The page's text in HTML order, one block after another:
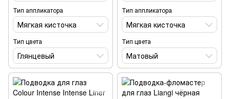
Тип аппликатора
Мягкая кисточка
Тип цвета
Глянцевый
Тип аппликатора
Мягкая кисточка
Тип цвета
Матовый